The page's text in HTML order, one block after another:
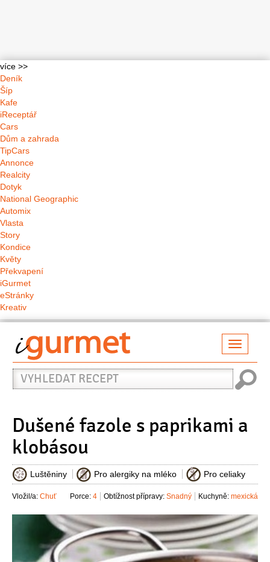
více >>
Deník
Šíp
Kafe
iReceptář
Cars
Dům a zahrada
TipCars
Annonce
Realcity
Dotyk
National Geographic
Automix
Vlasta
Story
Kondice
Květy
Překvapení
iGurmet
eStránky
Kreativ
Vyhledat
recept
Dušené fazole s paprikami a
klobásou
Luštěniny Pro alergiky na mléko Pro celiaky
Vložil/a: Chuť Kuchyně: mexická
Obtížnost přípravy: Snadný
Porce: 4